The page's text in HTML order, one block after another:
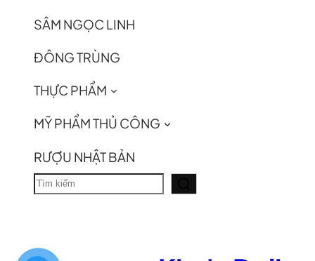
SÂM NGỌC LINH
ĐÔNG TRÙNG
THỰC PHẨM
MỸ PHẨM THỦ CÔNG
RƯỢU NHẬT BẢN
T
k